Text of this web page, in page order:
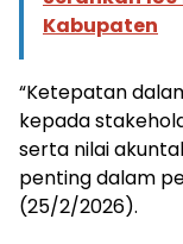
Kabupaten
“Ketepatan
kepada
serta nilai
penting dalam
(25/2/2026).